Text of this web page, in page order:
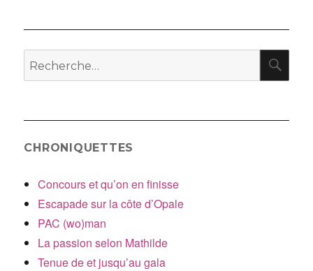
Recherche
pour
CHRONIQUETTES
Concours et qu’on en finisse
Escapade sur la côte d’Opale
PAC (wo)man
La passion selon Mathilde
Tenue de et jusqu’au gala